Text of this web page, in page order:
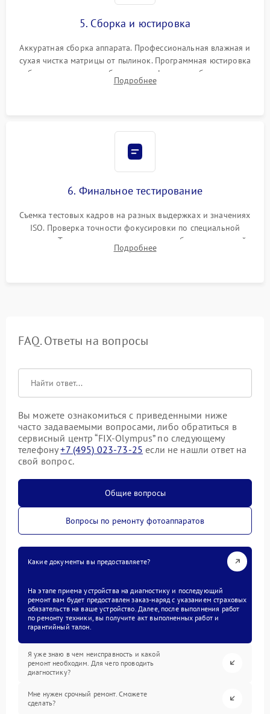
5. Сборка и юстировка
Аккуратная сборка аппарата. Профессиональная влажная и
сухая чистка матрицы от пылинок. Программная юстировка
рабочего отрезка, калибровка автофокуса, стабилизатора и
экспозамера с помощью сервисного ПО.
Подробнее
6. Финальное тестирование
Съемка тестовых кадров на разных выдержках и значениях
ISO. Проверка точности фокусировки по специальной
мишени. Тест записи на карту памяти, работы встроенной
вспышки, микрофона и всех кнопок управления.
Подробнее
FAQ. Ответы на вопросы
Вы можете ознакомиться с приведенными ниже
часто задаваемыми вопросами, либо обратиться в
сервисный центр “FIX-Olympus” по следующему
телефону+7 (495) 023-73-25 если не нашли ответ на
свой вопрос.
Общие вопросы
Вопросы по ремонту фотоаппаратов
Какие документы вы предоставляете?
На этапе приема устройства на диагностику и последующий
ремонт вам будет предоставлен заказ-наряд с указанием страховых
обязательств на ваше устройство. Далее, после выполнения работ
по ремонту техники, вы получите акт выполненных работ и
гарантийный талон.
Я уже знаю в чем неисправность и какой
ремонт необходим. Для чего проводить
диагностику?
Мне нужен срочный ремонт. Сможете
сделать?